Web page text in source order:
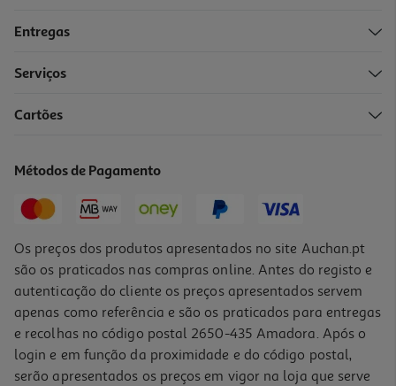
-10%
18,85 € PVP de editor
-10%
Entregas
Serviços
Cartões
Métodos de Pagamento
Os preços dos produtos apresentados no site Auchan.pt
são os praticados nas compras online. Antes do registo e
autenticação do cliente os preços apresentados servem
apenas como referência e são os praticados para entregas
e recolhas no código postal 2650-435 Amadora. Após o
login e em função da proximidade e do código postal,
serão apresentados os preços em vigor na loja que serve